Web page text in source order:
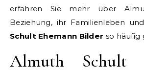
erfahren Sie mehr über
Beziehung, ihr Familienleben
Schult Ehemann Bilder so häufig
Almuth Schult